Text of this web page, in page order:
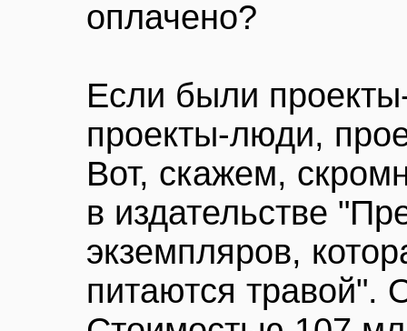
оплачено?
Если были
проекты-люди,
Вот, скажем,
в издательстве
экземпляров,
питаются травой".